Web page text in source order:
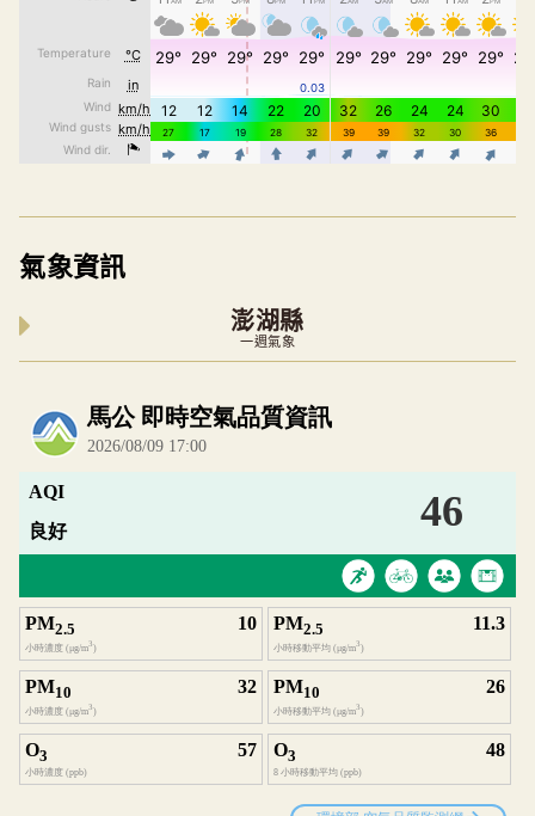
氣象資訊
澎湖縣
一週氣象
內嵌空氣品質小工具為視覺預覽，完整即時空